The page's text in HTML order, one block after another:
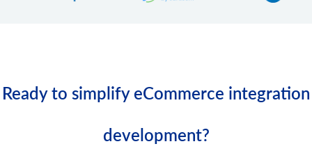
Ready to simplify eCommerce integration
development?